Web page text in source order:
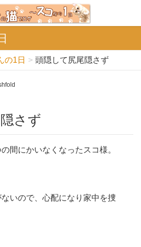
の1日 頭隠して尻尾隠さず
隠さず
間にかいなくなったスコ様。
いので、心配になり家中を捜